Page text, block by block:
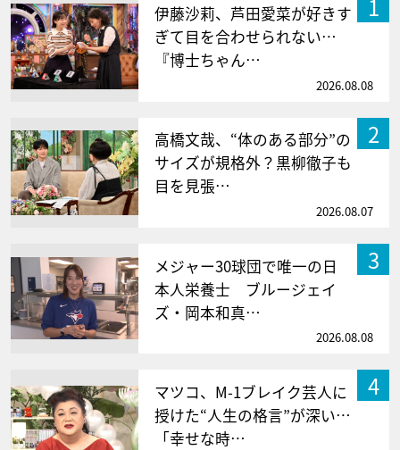
1
伊藤沙莉、芦田愛菜が好きす
ぎて目を合わせられない…
『博士ちゃん…
2026.08.08
2
高橋文哉、“体のある部分”の
サイズが規格外？黒柳徹子も
目を見張…
2026.08.07
3
メジャー30球団で唯一の日
本人栄養士 ブルージェイ
ズ・岡本和真…
2026.08.08
4
マツコ、M-1ブレイク芸人に
授けた“人生の格言”が深い…
「幸せな時…